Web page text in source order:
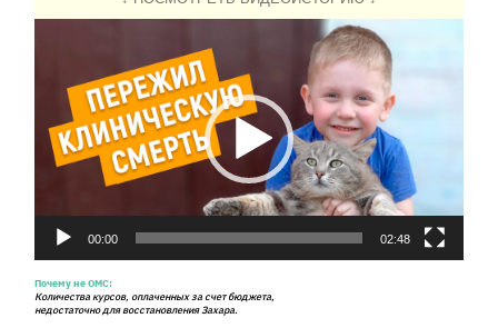
00:00 02:48
Почему не ОМС:
Количества курсов, оплаченных за счет бюджета,
недостаточно для восстановления Захара.